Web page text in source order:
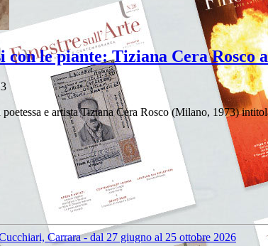
con le piante: Tiziana Cera Rosco
e artista Tiziana Cera Rosco (Milano, 1973)